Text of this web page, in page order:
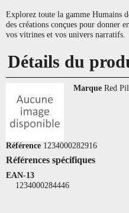
Explorez toute la gamme Humains
des créations conçues pour donner
vos vitrines et vos univers narratifs.
Détails du
Marque Red
Référence 1234000282916
Références spécifiques
EAN-13
1234000284446